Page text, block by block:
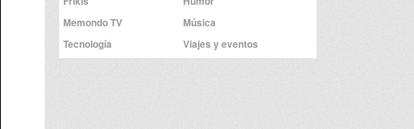
Memondo TV
Música
Tecnología
Viajes y eventos